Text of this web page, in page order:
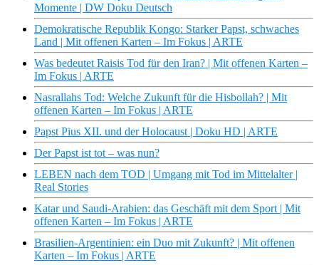
Momente | DW Doku Deutsch
Demokratische Republik Kongo: Starker Papst, schwaches
Land | Mit offenen Karten – Im Fokus | ARTE
Was bedeutet Raisis Tod für den Iran? | Mit offenen Karten –
Im Fokus | ARTE
Nasrallahs Tod: Welche Zukunft für die Hisbollah? | Mit
offenen Karten – Im Fokus | ARTE
Papst Pius XII. und der Holocaust | Doku HD | ARTE
Der Papst ist tot – was nun?
LEBEN nach dem TOD | Umgang mit Tod im Mittelalter |
Real Stories
Katar und Saudi-Arabien: das Geschäft mit dem Sport | Mit
offenen Karten – Im Fokus | ARTE
Brasilien-Argentinien: ein Duo mit Zukunft? | Mit offenen
Karten – Im Fokus | ARTE